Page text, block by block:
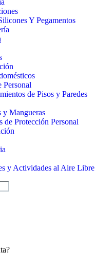
Y Pegamentos
Personal
de Pisos y Paredes
y Mangueras
de Protección Personal
y Actividades al Aire Libre